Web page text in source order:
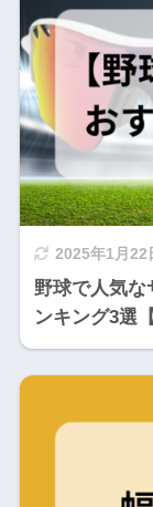
2025年1月22
野球で人気な
ンキング3選